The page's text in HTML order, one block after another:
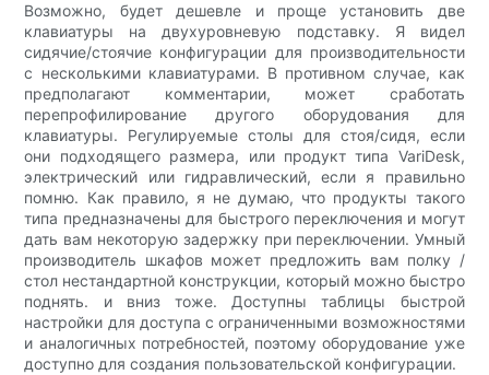
Возможно, будет дешевле и проще установить две
клавиатуры на двухуровневую подставку. Я видел
сидячие/стоячие конфигурации для производительности
с несколькими клавиатурами. В противном случае, как
предполагают комментарии, может сработать
перепрофилирование другого оборудования для
клавиатуры. Регулируемые столы для стоя/сидя, если
они подходящего размера, или продукт типа VariDesk,
электрический или гидравлический, если я правильно
помню. Как правило, я не думаю, что продукты такого
типа предназначены для быстрого переключения и могут
дать вам некоторую задержку при переключении. Умный
производитель шкафов может предложить вам полку /
стол нестандартной конструкции, который можно быстро
поднять. и вниз тоже. Доступны таблицы быстрой
настройки для доступа с ограниченными возможностями
и аналогичных потребностей, поэтому оборудование уже
доступно для создания пользовательской конфигурации.